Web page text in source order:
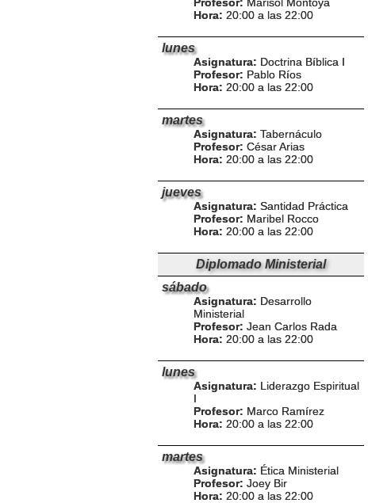
Hora: 20:00 a las 22:00
lunes
Asignatura: Doctrina Bíblica I
Profesor: Pablo Ríos
Hora: 20:00 a las 22:00
martes
Asignatura: Tabernáculo
Profesor: César Arias
Hora: 20:00 a las 22:00
jueves
Asignatura: Santidad Práctica
Profesor: Maribel Rocco
Hora: 20:00 a las 22:00
Diplomado Ministerial
sábado
Asignatura: Desarrollo
Ministerial
Profesor: Jean Carlos Rada
Hora: 20:00 a las 22:00
lunes
Asignatura: Liderazgo Espiritual
I
Profesor: Marco Ramírez
Hora: 20:00 a las 22:00
martes
Asignatura: Ética Ministerial
Profesor: Joey Bir
Hora: 20:00 a las 22:00